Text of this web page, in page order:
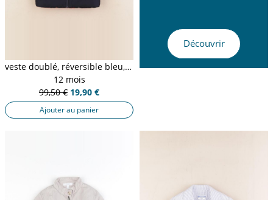
veste doublé, réversible bleu, rouge
12 mois
99,50 € 19,90 €
Ajouter au panier
Découvrir